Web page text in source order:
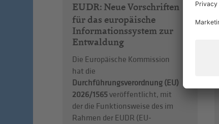
EUDR: Neue Vorschriften
für das europäische
Informationssystem zur
Entwaldung
Die Europäische Kommission
hat die
Durchführungsverordnung (EU)
2026/1565veröffentlicht, mit
der die Funktionsweise des im
Rahmen der EUDR (EU-